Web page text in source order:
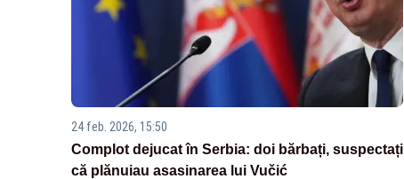
24 feb. 2026, 15:50
Complot dejucat în Serbia: doi bărbați, suspectați
că plănuiau asasinarea lui Vučić